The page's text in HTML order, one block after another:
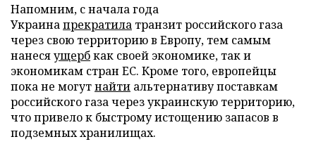
Напомним, с начала года
Украинапрекратила транзит российского газа
через свою территорию в Европу, тем самым
нанесяущербкак своей экономике, так и
экономикам стран ЕС. Кроме того, европейцы
пока не могутнайти альтернативу поставкам
российского газа через украинскую территорию,
что привело к быстрому истощению запасов в
подземных хранилищах.